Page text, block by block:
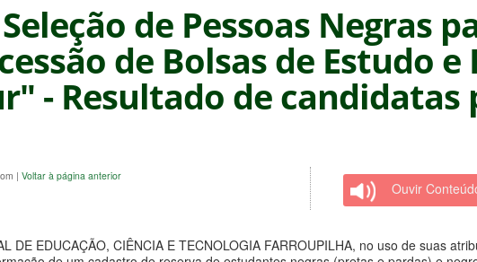
de Pessoas Negras
de Bolsas de Estudo
- Resultado de candidatas
| Voltar à página anterior
Ouvir
DE EDUCAÇÃO, CIÊNCIA E TECNOLOGIA FARROUPILHA, no uso de suas